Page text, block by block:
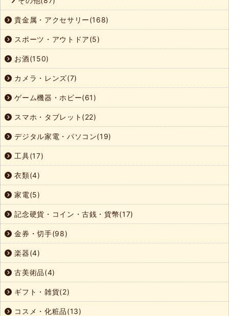
貴金属・アクセサリー(168)
スポーツ・アウトドア(5)
お酒(150)
カメラ・レンズ(7)
ゲーム機器・ホビー(61)
スマホ・タブレット(22)
デジタル家電・パソコン(19)
工具(17)
衣類(4)
家電(5)
記念硬貨・コイン・古銭・貨幣(17)
金券・切手(98)
楽器(4)
古美術品(4)
ギフト・雑貨(2)
コスメ・化粧品(13)